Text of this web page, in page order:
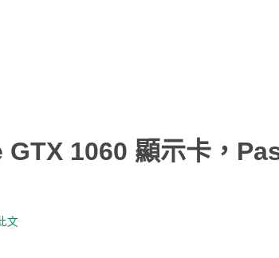
1060 顯示卡，
文